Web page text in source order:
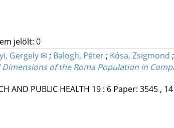
jelölt: 0
Gergely ✉; Balogh, Péter; Kósa, Zsigmond ;
of the Roma Population in
AND PUBLIC HEALTH 19: 6 Paper: 3545 ,